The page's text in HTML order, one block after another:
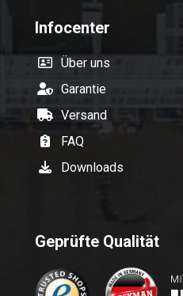
Infocenter
Über uns
Garantie
Versand
FAQ
Downloads
Geprüfte Qualität